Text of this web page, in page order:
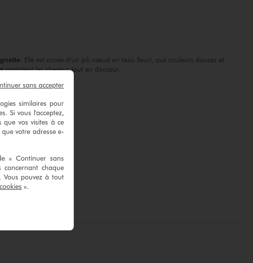
. Elle est ornée d’un joli nœud en tissu fleuri, aux couleurs douces et
maintient les cheveux tout en douceur.
Virginie R.
similaires pour
Si vous l'acceptez,
que vos visites à ce
votre adresse e-
« Continuer sans
concernant chaque
Vous pouvez à tout
».
sans accepter